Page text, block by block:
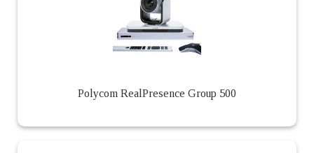
Polycom RealPresence Group 500